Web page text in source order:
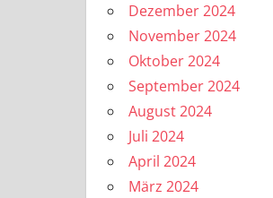
Dezember 2024
November 2024
Oktober 2024
September 2024
August 2024
Juli 2024
April 2024
März 2024